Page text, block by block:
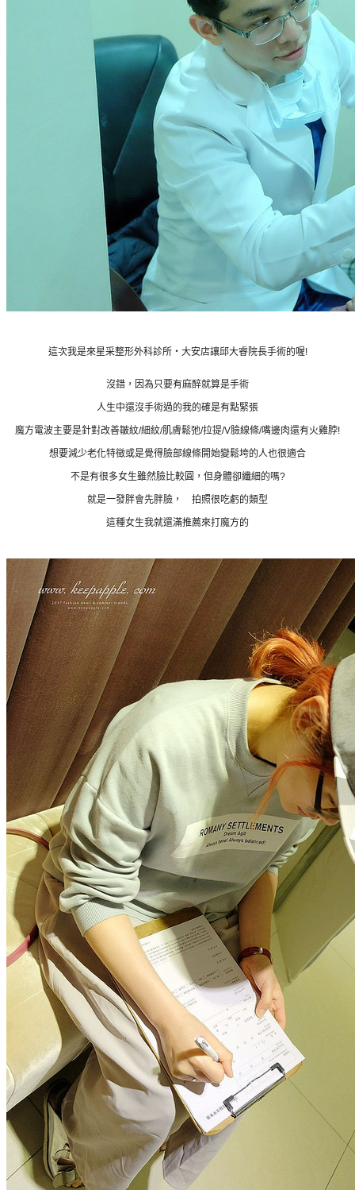
這次我是來星采整形外科診所‧大安店讓邱大睿院長手術的喔!
沒錯，因為只要有麻醉就算是手術
人生中還沒手術過的我的確是有點緊張
魔方電波主要是針對改善皺紋/細紋/肌膚鬆弛/拉提/V臉線條/嘴邊肉還有火雞脖!
想要減少老化特徵或是覺得臉部線條開始變鬆垮的人也很適合
不是有很多女生雖然臉比較圓，但身體卻纖細的嗎?
就是一發胖會先胖臉， 拍照很吃虧的類型
這種女生我就還滿推薦來打魔方的